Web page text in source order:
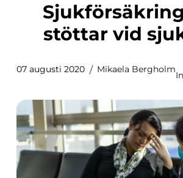
Sjukförsäkring som
stöttar vid
07 augusti 2020 Mikaela Bergholm